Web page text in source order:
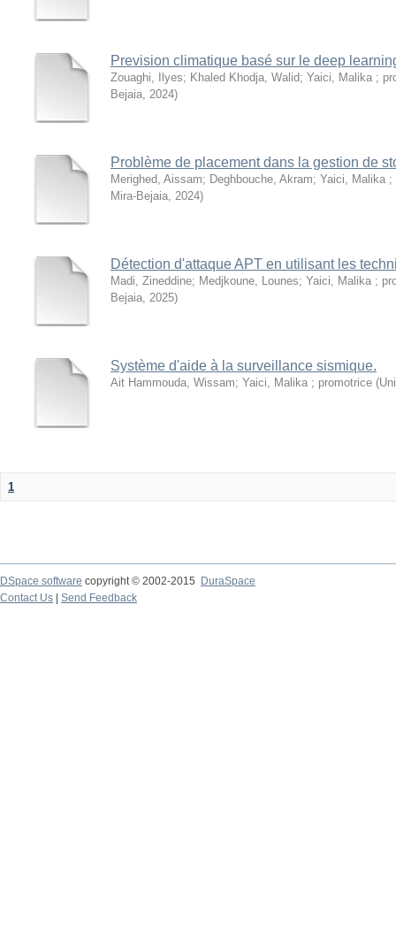
Prevision climatique basé sur le deep
Zouaghi, Ilyes; Khaled Khodja, Walid; Yaici, Malika ;
Bejaia, 2024)
Problème de placement dans la gestion de
Merighed, Aissam; Deghbouche, Akram; Yaici, Malika ;
Mira-Bejaia, 2024)
Détection d'attaque APT en utilisant les
Madi, Zineddine; Medjkoune, Lounes; Yaici, Malika ;
Bejaia, 2025)
Système d'aide à la surveillance sismique.
Ait Hammouda, Wissam; Yaici, Malika ; promotrice (
1
DSpace software copyright © 2002-2015
DuraSpace
Contact Us
Send Feedback